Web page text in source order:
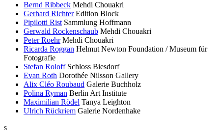
Bernd Ribbeck Mehdi Chouakri
Gerhard Richter Edition Block
Pipilotti Rist Sammlung Hoffmann
Gerwald Rockenschaub Mehdi Chouakri
Peter Roehr Mehdi Chouakri
Ricarda Roggan Helmut Newton Foundation / Museum für
Fotografie
Stefan Roloff Schloss Biesdorf
Evan Roth Dorothée Nilsson Gallery
Alix Cléo Roubaud Galerie Buchholz
Polina Ryman Berlin Art Institute
Maximilian Rödel Tanya Leighton
Ulrich Rückriem Galerie Nordenhake
s